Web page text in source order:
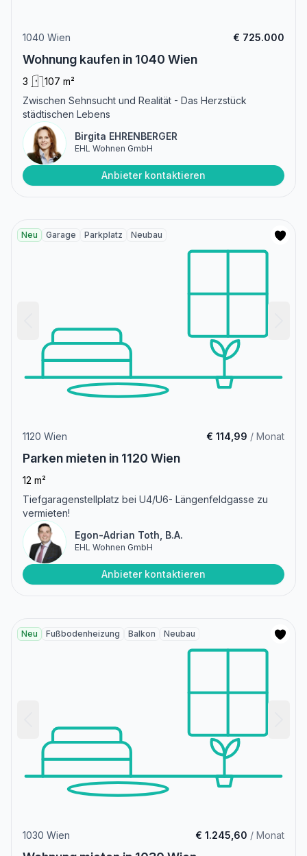
1040 Wien € 725.000
Wohnung kaufen in 1040 Wien
3
107 m²
Zwischen Sehnsucht und Realität - Das Herzstück
städtischen Lebens
Birgita EHRENBERGER
EHL Wohnen GmbH
Anbieter kontaktieren
Neu Garage Parkplatz Neubau
1120 Wien € 114,99 / Monat
Parken mieten in 1120 Wien
12 m²
Tiefgaragenstellplatz bei U4/U6- Längenfeldgasse zu
vermieten!
Egon-Adrian Toth, B.A.
EHL Wohnen GmbH
Anbieter kontaktieren
Neu Fußbodenheizung Balkon Neubau
1030 Wien € 1.245,60 / Monat